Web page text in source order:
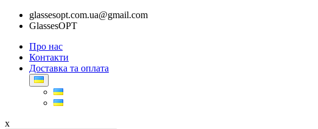
glassesopt.com.ua@gmail.com
GlassesOPT
Про нас
Контакти
Доставка та оплата
x